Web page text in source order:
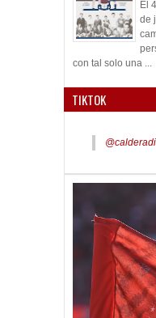
El
de
con tal solo una ...
TIKTOK